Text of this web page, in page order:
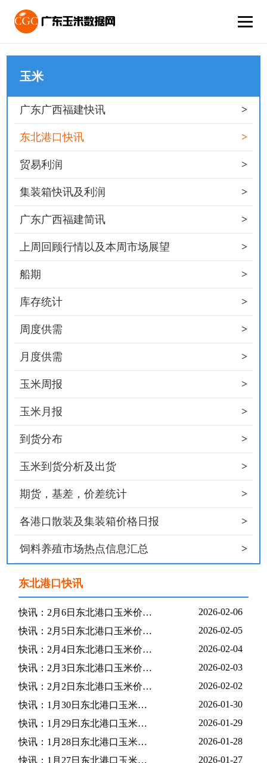
玉米
广东广西福建快讯 >
东北港口快讯 >
贸易利润 >
集装箱快讯及利润 >
广东广西福建简讯 >
上周回顾行情以及本周市场展望 >
船期 >
库存统计 >
周度供需 >
月度供需 >
玉米周报 >
玉米月报 >
到货分布 >
玉米到货分析及出货 >
期货，基差，价差统计 >
各港口散装及集装箱价格日报 >
饲料养殖市场热点信息汇总 >
东北港口快讯
快讯：2月6日东北港口玉米价格稳中偏强
2026-02-06
快讯：2月5日东北港口玉米价格保持稳定
2026-02-05
快讯：2月4日东北港口玉米价格总体稳定
2026-02-04
快讯：2月3日东北港口玉米价格偏弱
2026-02-03
快讯：2月2日东北港口玉米价格下跌
2026-02-02
快讯：1月30日东北港口玉米价格暂稳
2026-01-30
快讯：1月29日东北港口玉米价格暂稳
2026-01-29
快讯：1月28日东北港口玉米价格下跌
2026-01-28
快讯：1月27日东北港口玉米价格稳定
2026-01-27